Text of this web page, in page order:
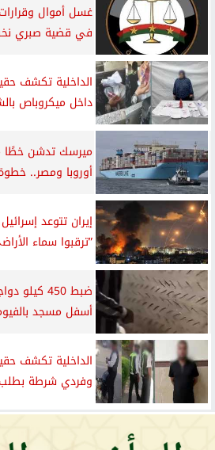
غسل أموال
في قضية صبري
الداخلية تكشف
داخل ميكروباص
ميرسك تدشن خطًا
أوروبا ومصر..
إيران تتوعد
”ترقبوا سماء
ضبط 450
أسفل مسجد
الداخلية تكشف
وفردي شرطة